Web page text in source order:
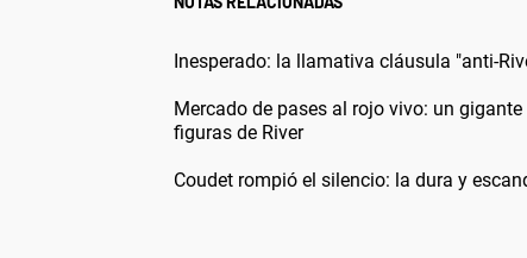
Inesperado: la llamativa cláusula "anti-
Mercado de pases al rojo vivo: un
figuras de River
Coudet rompió el silencio: la dura y